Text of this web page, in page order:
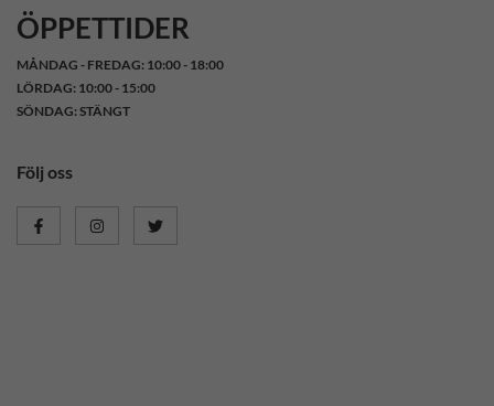
ÖPPETTIDER
MÅNDAG - FREDAG: 10:00 - 18:00
LÖRDAG: 10:00 - 15:00
SÖNDAG: STÄNGT
Följ oss